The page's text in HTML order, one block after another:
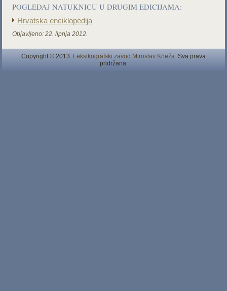
POGLEDAJ NATUKNICU U DRUGIM EDICIJAMA:
Hrvatska enciklopedija
Objavljeno: 22. lipnja 2012.
Copyright © 2013. Leksikografski zavod Miroslav Krleža. Sva prava
pridržana.